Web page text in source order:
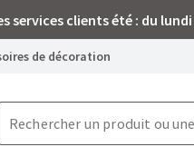
services clients été : du
de décoration